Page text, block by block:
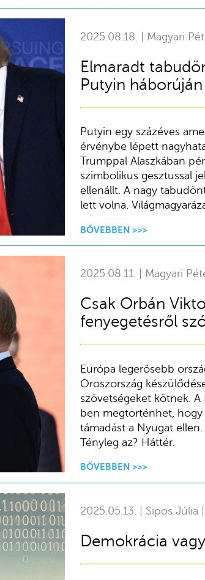
2025.08.18. | Magyari
Elmaradt
Putyin
Putyin egy százéves
érvénybe lépett
Trumppal Alaszkában
szimbolikus gesztussal
ellenállt. A nagy
lett volna.
BŐVEBBEN >>>
2025.08.11. | Magyari
Csak Orbán
fenyegetésről
Európa legerősebb
Oroszország
szövetségeket kötnek.
ben megtörténhet, hogy
támadást a Nyugat ellen.
Tényleg az? Háttér.
BŐVEBBEN >>>
2025.05.13. | Sipos Júlia |
Demokrácia